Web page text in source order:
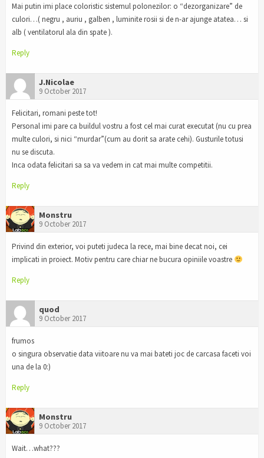
Mai putin imi place coloristic sistemul polonezilor: o “dezorganizare” de
culori…( negru , auriu , galben , luminite rosii si de n-ar ajunge atatea… si
alb ( ventilatorul ala din spate ).
Reply
J.Nicolae
9 October 2017
Felicitari, romani peste tot!
Personal imi pare ca buildul vostru a fost cel mai curat executat (nu cu prea
multe culori, si nici “murdar”(cum au dorit sa arate cehi). Gusturile totusi
nu se discuta.
Inca odata felicitari sa sa va vedem in cat mai multe competitii.
Reply
Monstru
9 October 2017
Privind din exterior, voi puteti judeca la rece, mai bine decat noi, cei
implicati in proiect. Motiv pentru care chiar ne bucura opiniile voastre
Reply
quod
9 October 2017
frumos
o singura observatie data viitoare nu va mai bateti joc de carcasa faceti voi
una de la 0:)
Reply
Monstru
9 October 2017
Wait…what???